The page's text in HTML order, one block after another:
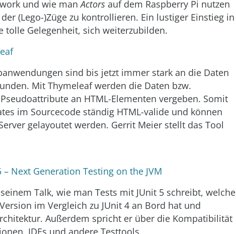
und wie manActors auf dem Raspberry Pi nutzen
(Lego-)Züge zu kontrollieren. Ein lustiger Einstieg in
tolle Gelegenheit, sich weiterzubilden.
sind bis jetzt immer stark an die Daten
Mit Thymeleaf werden die Daten bzw.
an HTML-Elementen vergeben. Somit
im Sourcecode ständig HTML-valide und können
gelayoutet werden. Gerrit Meier stellt das Tool
– Next Generation Testing on the JVM
Talk, wie man Tests mit JUnit 5 schreibt, welche
im Vergleich zu JUnit 4 an Bord hat und
Außerdem spricht er über die Kompatibilität